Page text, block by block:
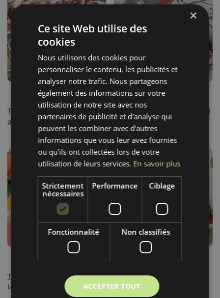
15,90€ / m
Tissu déco Linenlook Bird
and flower digital print
15,90€ / m
Tissu déco Linenlook Orchid
paradise bird digital print
Très demandé
Le produit se vendra en 1 par
15,90€ / m
Tissu déco Linenlook Falling
leaf dance digital print
15,90€ / m
Tissu déco Linenlook Apple
pear branch digital print
Cette notification doit être désactivée pour:
×
Ce site Web utilise des
cookies
Nous utilisons des cookies pour
personnaliser le contenu, les publicités et
analyser notre trafic. Nous partageons
également des informations sur votre
utilisation de notre site avec nos
partenaires de publicité et d'analyse qui
peuvent les combiner avec d'autres
informations que vous leur avez fournies
ou qu'ils ont collectées lors de votre
utilisation de leurs services. En savoir plus
Strictement
nécessaires
Performance Ciblage
Fonctionnalité Non classifiés
ACCEPTER TOUT